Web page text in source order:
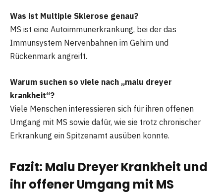
Was ist Multiple Sklerose genau?
MS ist eine Autoimmunerkrankung, bei der das
Immunsystem Nervenbahnen im Gehirn und
Rückenmark angreift.
Warum suchen so viele nach „malu dreyer
krankheit“?
Viele Menschen interessieren sich für ihren offenen
Umgang mit MS sowie dafür, wie sie trotz chronischer
Erkrankung ein Spitzenamt ausüben konnte.
Fazit: Malu Dreyer Krankheit und
ihr offener Umgang mit MS